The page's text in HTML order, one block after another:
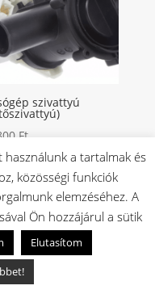
szivattyú
Ft
2 db
másnapi szállítás
raktárról
24
használunk a tartalmak és
közösségi funkciók
elemzéséhez. A
Ön hozzájárul a sütik
Elutasítom